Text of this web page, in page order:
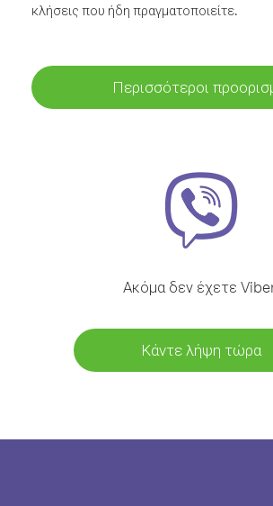
κλήσεις που ήδη πραγματοποιείτε.
Περισσότεροι
Ακόμα δεν έχετε
Κάντε λήψη τώρα